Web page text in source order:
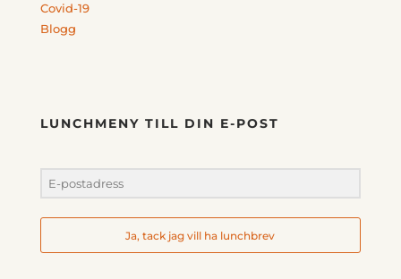
Covid-19
Blogg
LUNCHMENY TILL DIN E-POST
Ja, tack jag vill ha lunchbrev